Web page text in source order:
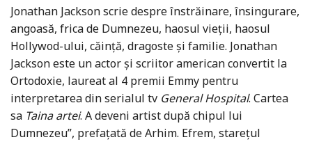
Jonathan Jackson scrie despre înstrăinare, însingurare,
angoasă, frica de Dumnezeu, haosul vieții, haosul
Hollywod-ului, căință, dragoste și familie. Jonathan
Jackson este un actor şi scriitor american convertit la
Ortodoxie, laureat al 4 premii Emmy pentru
interpretarea din serialul tv General Hospital. Cartea
sa Taina artei. A deveni artist după chipul lui
Dumnezeu”, prefaţată de Arhim. Efrem, stareţul